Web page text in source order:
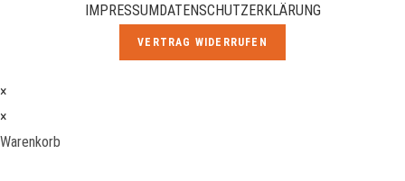
IMPRESSUMDATENSCHUTZERKLÄRUNG
VERTRAG WIDERRUFEN
×
×
Warenkorb